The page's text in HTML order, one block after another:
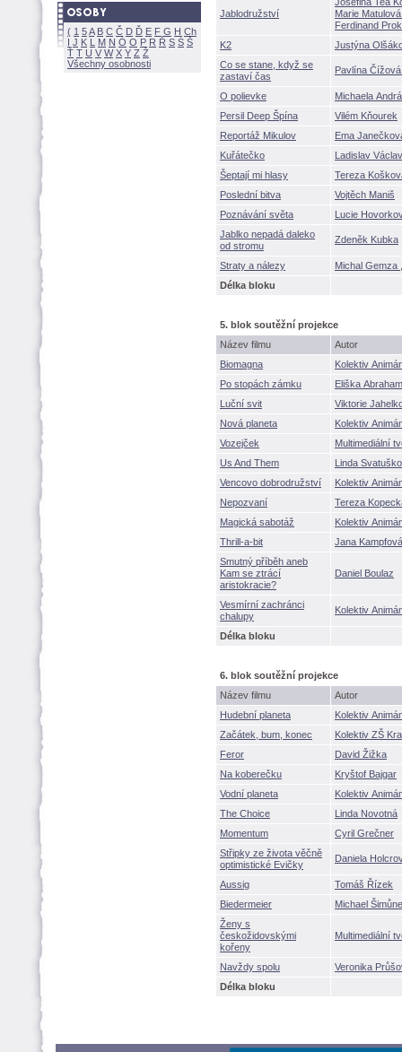
( 1 5A B C Č D Ď E F G H Ch
I J K L M N Ó O P R Ř S Ś
Ť T U V W X Y Z
Všechny osobnosti
Jablodružství
Marie
Ferdinand
K2
Justýna
Co se stane, když se
zastaví čas
Pavlína
O polievke
Michaela
Persil Deep Špína
Vilém Kňourek
Reportáž Mikulov
Ema
Kuřátečko
Ladislav
eptají mi hlasy
Tereza
Poslední bitva
Vojtěch Mani
Poznávání světa
Lucie
Jablko nepadá daleko
od stromu
Zdeněk Kubka
Straty a nálezy Michal Gemza
Délka bloku
5. blok soutěžní projekce
Název filmu
Autor
Biomagna
Kolektiv
Po stopách zámku
Eliška
Luční svit
Viktorie
Nová planeta
Kolektiv
Vozejček
Multimediální
Us And Them
Linda
Vencovo dobrodružství
Kolektiv
Nepozvaní
Tereza
Magická sabotáž
Kolektiv
Thrill-a-bit
Jana Kampfov
Smutný příběh aneb
Kam se ztrácí
aristokracie?
Daniel Boulaz
Vesmírní zachránci
chalupy
Kolektiv
Délka bloku
6. blok soutěžní projekce
Název filmu
Autor
Hudební planeta
Kolektiv
Začátek, bum, konec
Kolektiv ZŠ
Feror
David Žižka
Na koberečku
Kryštof Bajgar
Vodní planeta
Kolektiv
The Choice
Linda Novotn
Momentum
Cyril Grečner
Střipky ze života věčně
optimistické Evičky
Daniela
Aussig
Tomáš Řízek
Biedermeier
Michael
eny s
českožidovskými
kořeny
Multimediální
Navždy spolu
Veronika
Délka bloku